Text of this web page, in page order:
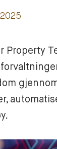
Property